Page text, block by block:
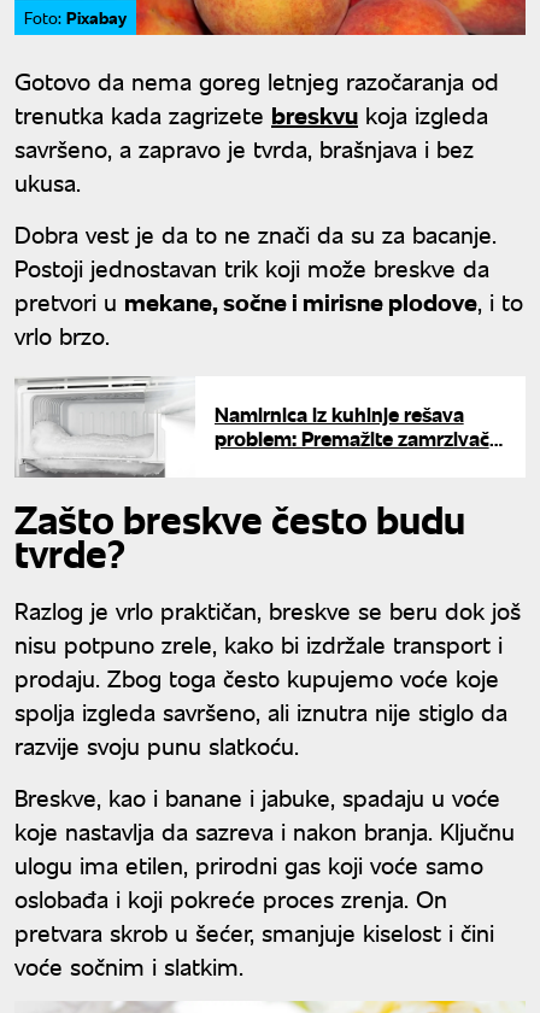
Foto: Pixabay
Gotovo da nema goreg letnjeg razočaranja od
trenutka kada zagrizete breskvu koja izgleda
savršeno, a zapravo je tvrda, brašnjava i bez
ukusa.
Dobra vest je da to ne znači da su za bacanje.
Postoji jednostavan trik koji može breskve da
pretvori u mekane, sočne i mirisne plodove, i to
vrlo brzo.
Namirnica iz kuhinje rešava
problem: Premažite zamrzivač
Zašto breskve često budu
tvrde?
Razlog je vrlo praktičan, breskve se beru dok još
nisu potpuno zrele, kako bi izdržale transport i
prodaju. Zbog toga često kupujemo voće koje
spolja izgleda savršeno, ali iznutra nije stiglo da
razvije svoju punu slatkoću.
Breskve, kao i banane i jabuke, spadaju u voće
koje nastavlja da sazreva i nakon branja. Ključnu
ulogu ima etilen, prirodni gas koji voće samo
oslobađa i koji pokreće proces zrenja. On
pretvara skrob u šećer, smanjuje kiselost i čini
voće sočnim i slatkim.